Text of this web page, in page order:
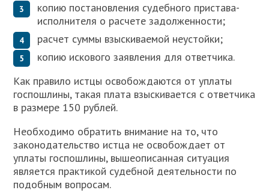
копию постановления судебного пристава-
исполнителя о расчете задолженности;
расчет суммы взыскиваемой неустойки;
копию искового заявления для ответчика.
Как правило истцы освобождаются от уплаты
госпошлины, такая плата взыскивается с ответчика
в размере 150 рублей.
Необходимо обратить внимание на то, что
законодательство истца не освобождает от
уплаты госпошлины, вышеописанная ситуация
является практикой судебной деятельности по
подобным вопросам.